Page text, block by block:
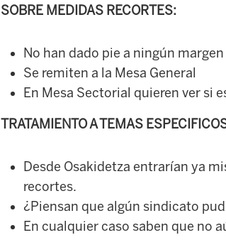
SOBRE MEDIDAS RECORTES:
No han dado pie a ningún
Se remiten a la Mesa General
En Mesa Sectorial quieren ver si
TRATAMIENTO A TEMAS
Desde Osakidetza entrarían ya
recortes.
¿Piensan que algún sindicato
En cualquier caso saben que no